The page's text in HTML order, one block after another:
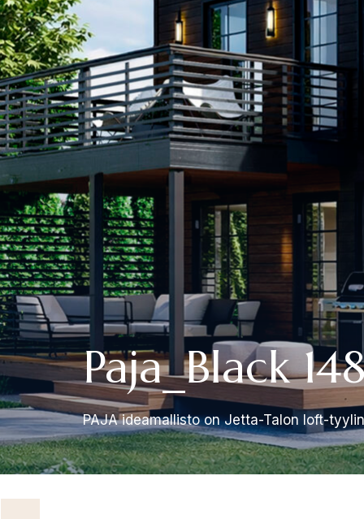
Paja_Black
PAJA ideamallisto on Jetta-Talon loft-